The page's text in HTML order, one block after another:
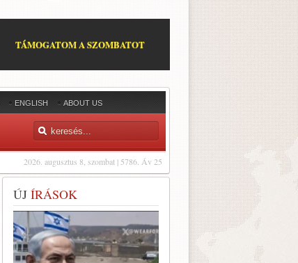
TÁMOGATOM A SZOMBATOT
ENGLISH ABOUT US
2026. augusztus 8, szombat | 5786. Áv 25
ÚJ ÍRÁSOK